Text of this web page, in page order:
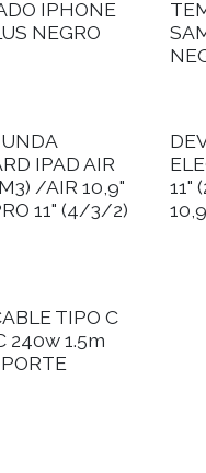
IPHONE
NEGRO
IPAD AIR
/AIR 10,9"
11" (4/3/2)
11"
TIPO C
240w 1.5m